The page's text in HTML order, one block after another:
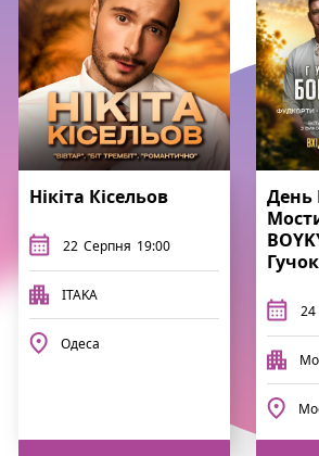
Нікіта Кісельов
22 Серпня 19:00
ITAKA
Одеса
День
Гучок
24